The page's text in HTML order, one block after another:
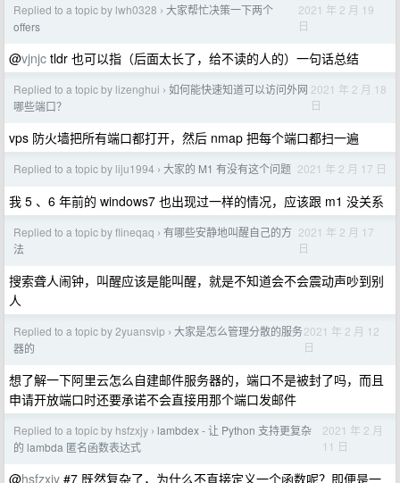
Replied to a topic by lwh0328 › 大家帮忙决策一下两个
offers
2021 年 2 月 19
日
@vjnjc tldr 也可以指（后面太长了，给不读的人的）一句话总结
Replied to a topic by lizenghui › 如何能快速知道可以访问外网
哪些端口？
2021 年 2 月 18
日
vps 防火墙把所有端口都打开，然后 nmap 把每个端口都扫一遍
Replied to a topic by liju1994 › 大家的 M1 有没有这个问题 2021 年 2 月 17 日
我 5 、6 年前的 windows7 也出现过一样的情况，应该跟 m1 没关系
Replied to a topic by flineqaq › 有哪些安静地叫醒自己的方
法
2021 年 2 月 17
日
搜索聋人闹钟，叫醒应该是能叫醒，就是不知道会不会震动声吵到别
人
Replied to a topic by 2yuansvip › 大家是怎么管理分散的服务
器的
2021 年 2 月 12
日
想了解一下阿里云怎么自建邮件服务器的，端口不是被封了吗，而且
申请开放端口时还要承诺不会直接用那个端口发邮件
Replied to a topic by hsfzxjy › lambdex - 让 Python 支持更复杂
的 lambda 匿名函数表达式
2021 年 2 月
11 日
@hsfzxjy #7 既然复杂了，为什么不直接定义一个函数呢？即便是一